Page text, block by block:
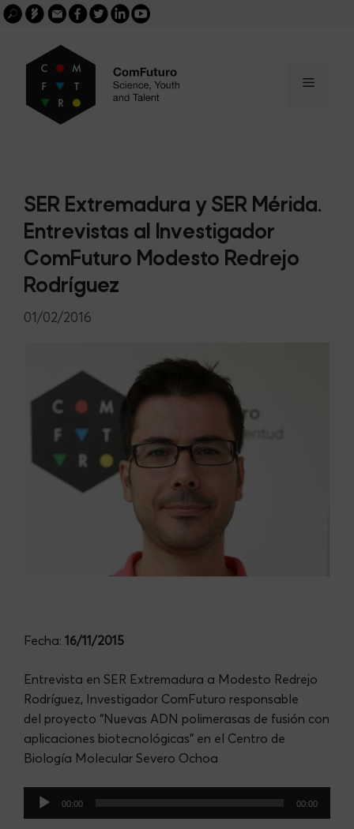
Skip
to
content
buscar
Search
for:
FGCSICEmailfacebook
twitterlinkedinyoutube
Menu
SER Extremadura y SER Mérida.
Entrevistas al Investigador
ComFuturo Modesto Redrejo
Rodríguez
01/02/2016
Fecha: 16/11/2015
Entrevista en SER Extremadura a Modesto Redrejo
Rodríguez, Investigador ComFuturo responsable
del proyecto “Nuevas ADN polimerasas de fusión con
aplicaciones biotecnológicas” en el Centro de
Biología Molecular Severo Ochoa
Audio
Player
00:00 00:00